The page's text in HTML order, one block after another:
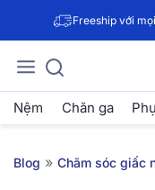
Freeship với
Nệm Chăn ga
Blog » Chăm sóc giấc